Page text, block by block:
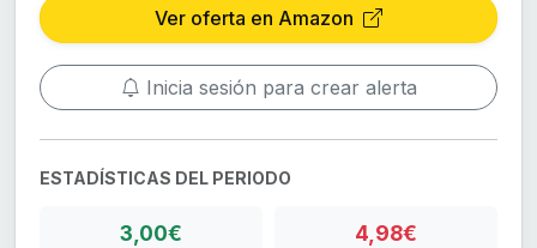
Ver oferta en Amazon
Inicia sesión para crear alerta
ESTADÍSTICAS DEL PERIODO
3,00€ 4,98€